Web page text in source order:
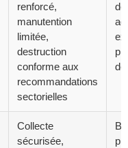
renforcé,
manutention
limitée,
destruction
conforme aux
recommandations
sectorielles
Collecte
sécurisée,